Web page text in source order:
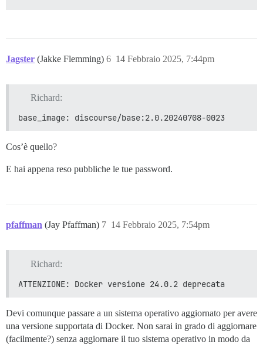
Jagster (Jakke Flemming) 14 Febbraio 2025, 7:44pm
6
Richard:
base_image: discourse/base:2.0.20240708-0023
Cos’è quello?
E hai appena reso pubbliche le tue password.
pfaffman (Jay Pfaffman) 14 Febbraio 2025, 7:54pm
7
Richard:
ATTENZIONE: Docker versione 24.0.2 deprecata
Devi comunque passare a un sistema operativo aggiornato per avere
una versione supportata di Docker. Non sarai in grado di aggiornare
(facilmente?) senza aggiornare il tuo sistema operativo in modo da